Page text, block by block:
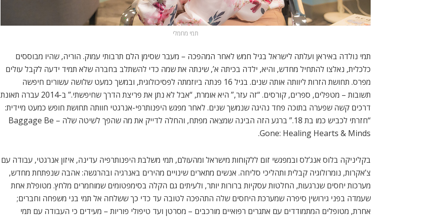
תמי מחמלי
תמי נולדה באיראן ועלתה לישראל בגיל חמש לאחר המהפכה – מעבר שסימן הלם תרבותי עמוק. הוריה, שהיו מבוססים
כלכלית, נאלצו להתחיל מחדש, והיא, ילדה בכיתה א’, שינתה את שמה כדי להשתלב בחברה שלא תמיד ידעה לקבל עולים
מפרס. תחושת הזרות ליוותה אותה שנים. בגיל 16 פנתה ביוזמתה לפסיכולוגית, ובמשך כמעט שלושה עשורים חיפשה
תשובות – מטפלים, ספרים, קורסים. “זה עזר,” היא אומרת, “אבל לא נתן את פריצת הדרך שחיפשתי.” ב-2014 עברה תאונת
דרכים קשה שפערה בתוכה פחד נהיגה שנמשך שנים. לאחר מפגש היפנותרפי-אנרגטי חוותה תחושת חופש כמעט מיידית:
“חזרתי לכביש כמו בת 18.” ברגע הזה הבינה שמצאה מפתח, והחלה לדייק את מה שהפך לשיטה שלה – Baggage Be
Gone: Healing Hearts & Minds.
בקליניקה בלוס אנג’לס ובמפגשי זום ללקוחות מישראל ומהעולם, תמי משלבת היפנותרפיה עדינה, איזון אנרגטי, עבודה עם
צ’אקרות, נומרולוגיה קבלית ותהליכי סליחה. אנשים מתארים שינויים מהירים באנרגיה ובהרגשה: אהבה שנפתחת מחדש,
מערכות יחסים שנרגעות, החלטות עסקיות ברורות יותר, ולעיתים גם הקלה בסימפטומים שמוחמרים מלחץ. מטופלת אחת
שעמדה בפני גירושין סיפרה שמערכת היחסים שלה התהפכה לטובה עד כדי כך ששלחה אל תמי בני משפחה וחברים;
אחרת, מטופלים המתמודדים עם אתגרים רפואיים מורכבים – מסרטן ועד טיפולי פוריות – מעידים כי העבודה עם תמי